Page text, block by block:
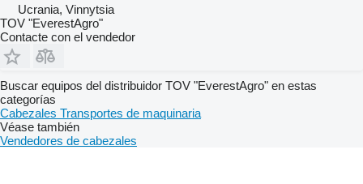
Ucrania, Vinnytsia
TOV "EverestAgro"
Contacte con el vendedor
Buscar equipos del distribuidor TOV "EverestAgro" en estas
categorías
Cabezales Transportes de maquinaria
Véase también
Vendedores de cabezales